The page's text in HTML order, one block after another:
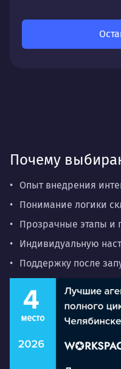
Почему
Опыт внедрения
Понимание логики
Прозрачные этапы и
Индивидуальную
Поддержку после